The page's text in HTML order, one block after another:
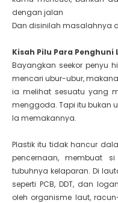
dengan jalan
Dan disinilah masalahnya
Kisah Pilu Para Penghuni
Bayangkan seekor penyu
mencari ubur-ubur,
ia melihat sesuatu yang
menggoda. Tapi itu bukan
Ia memakannya.
Plastik itu tidak hancur
pencernaan, membuat
tubuhnya kelaparan. Di
seperti PCB, DDT, dan
oleh organisme laut,